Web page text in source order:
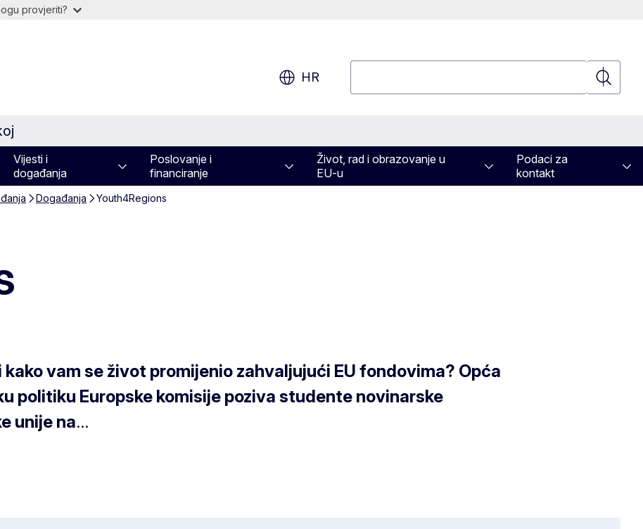
provjeriti?
HR
Vijesti i
događanja
Poslovanje i
financiranje
Život, rad i obrazovanje u
EU-u
Podaci za
kontakt
Događanja Youth4Regions
vam se život promijenio zahvaljujući EU fondovima? Opća
politiku Europske komisije poziva studente novinarske
unije na...